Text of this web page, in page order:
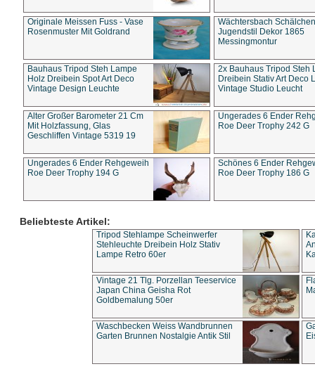
Originale Meissen Fuss - Vase
Rosenmuster Mit Goldrand
Wächtersbach Schälchen
Jugendstil Dekor 1865
Messingmontur
Bauhaus Tripod Steh Lampe
Holz Dreibein Spot Art Deco
Vintage Design Leuchte
2x Bauhaus Tripod Steh
Dreibein Stativ Art Deco
Vintage Studio Leucht
Alter Großer Barometer 21 Cm
Mit Holzfassung, Glas
Geschliffen Vintage 5319 19
Ungerades 6 Ender
Roe Deer Trophy 242 G
Ungerades 6 Ender Rehgeweih
Roe Deer Trophy 194 G
Schönes 6 Ender
Roe Deer Trophy 186 G
Beliebteste Artikel:
Tripod Stehlampe Scheinwerfer
Stehleuchte Dreibein Holz Stativ
Lampe Retro 60er
Vintage 21 Tlg. Porzellan Teeservice
Japan China Geisha Rot
Goldbemalung 50er
Waschbecken Weiss Wandbrunnen
Garten Brunnen Nostalgie Antik Stil